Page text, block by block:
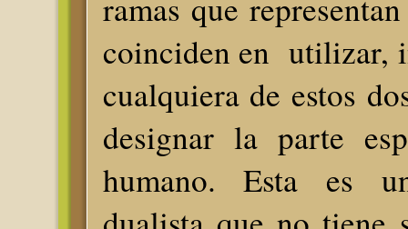
ramas que
coinciden en utilizar,
cualquiera de estos
designar la parte
humano. Esta es